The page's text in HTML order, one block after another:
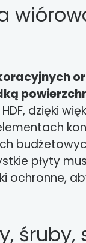
HDF, dzięki
płyty
ochronne,